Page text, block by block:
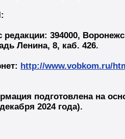
редакции: 394000,
Ленина, 8, каб. 426.
http://www.vobkom.ru/
подготовлена на
2024 года).